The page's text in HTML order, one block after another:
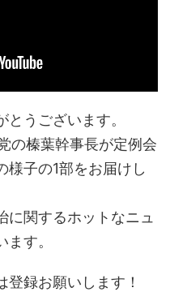
うございます。
の榛葉幹事長が定例会
様子の1部をお届けし
に関するホットなニュ
す。
録お願いします！